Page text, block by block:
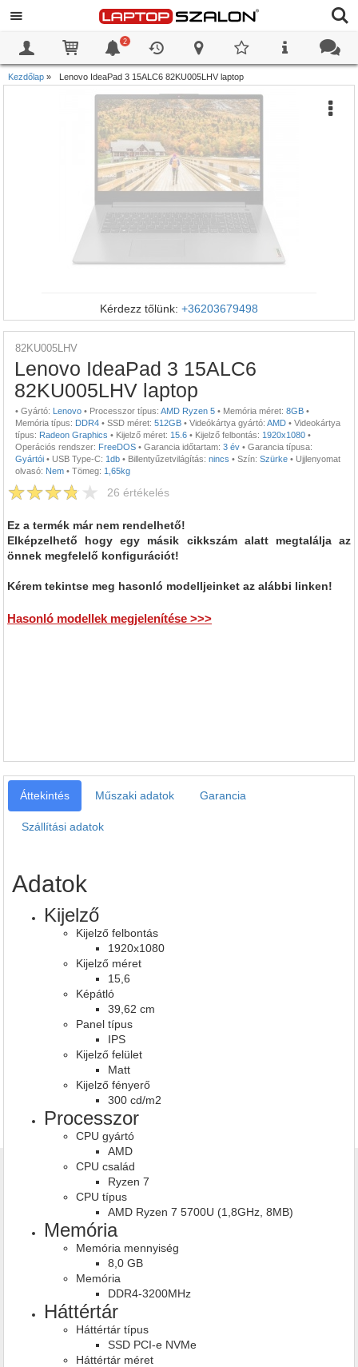
2
Kezdőlap » Lenovo IdeaPad 3 15ALC6 82KU005LHV laptop
Kérdezz tőlünk: +36203679498
82KU005LHV
Lenovo IdeaPad 3 15ALC6
82KU005LHV laptop
• Gyártó: Lenovo • Processzor típus: AMD Ryzen 5 • Memória méret: 8GB •
Memória típus: DDR4 • SSD méret: 512GB • Videókártya gyártó: AMD • Videokártya
típus: Radeon Graphics • Kijelző méret: 15.6 • Kijelző felbontás: 1920x1080 •
Operációs rendszer: FreeDOS • Garancia időtartam: 3 év • Garancia típusa:
Gyártói • USB Type-C: 1db • Billentyűzetvilágítás: nincs • Szín: Szürke • Ujjlenyomat
olvasó: Nem • Tömeg: 1,65kg
26 értékelés
Ez a termék már nem rendelhető!
Elképzelhető hogy egy másik cikkszám alatt megtalálja az
önnek megfelelő konfigurációt!
Kérem tekintse meg hasonló modelljeinket az alábbi linken!
Hasonló modellek megjelenítése >>>
Áttekintés Műszaki adatok Garancia
Szállítási adatok
Adatok
Kijelző
Kijelző felbontás
1920x1080
Kijelző méret
15,6
Képátló
39,62 cm
Panel típus
IPS
Kijelző felület
Matt
Kijelző fényerő
300 cd/m2
Processzor
CPU gyártó
AMD
CPU család
Ryzen 7
CPU típus
AMD Ryzen 7 5700U (1,8GHz, 8MB)
Memória
Memória mennyiség
8,0 GB
Memória
DDR4-3200MHz
Háttértár
Háttértár típus
SSD PCI-e NVMe
Háttértár méret